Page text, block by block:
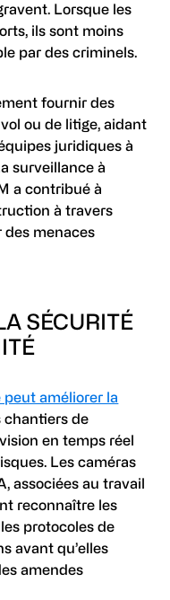
Lorsque les
ils sont moins
par des criminels.
fournir des
ou de litige, aidant
juridiques à
surveillance à
a contribué à
à travers
des menaces
SÉCURITÉ
améliorer la
chantiers de
en temps réel
Les caméras
associées au travail
reconnaître les
protocoles de
avant qu’elles
amendes